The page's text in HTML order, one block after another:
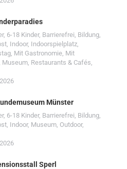
, 6-18 Kinder, Barrierefrei, Bildung,
, Indoor, Indoorspielplatz,
, Mit Gastronomie, Mit
Museum, Restaurants & Cafés,
Münster
, 6-18 Kinder, Barrierefrei, Bildung,
, Indoor, Museum, Outdoor,
Sperl